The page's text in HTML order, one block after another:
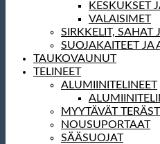
KESKUKSET
VALAISIMET
SIRKKELIT, SAHAT
SUOJAKAITEET JA
TAUKOVAUNUT
TELINEET
ALUMIINITELINEET
MYYTÄVÄT
NOUSUPORTAAT
SÄÄSUOJAT